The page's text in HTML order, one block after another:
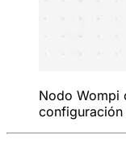
Nodo Wompi
configuración